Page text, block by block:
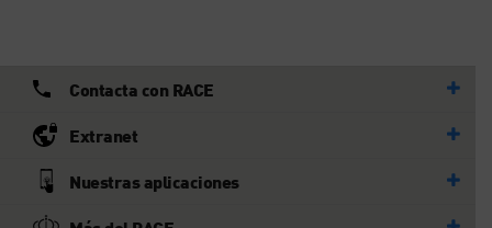
Contacta con RACE
Extranet
Nuestras aplicaciones